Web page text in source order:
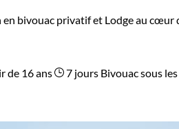
bivouac privatif et Lodge au
de 16 ans 7 jours Bivouac sous